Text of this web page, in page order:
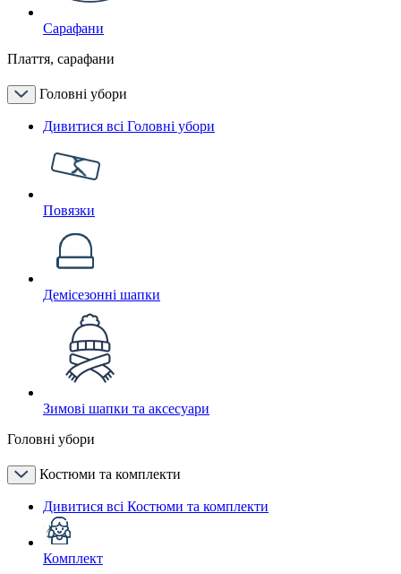
Сарафани
Плаття, сарафани
Головні убори
Дивитися всі Головні убори
Повязки
Демісезонні шапки
Зимові шапки та аксесуари
Головні убори
Костюми та комплекти
Дивитися всі Костюми та комплекти
Комплект